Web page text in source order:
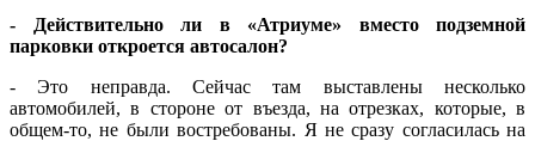
- Действительно ли в «Атриуме» вместо подземной
парковки откроется автосалон?
- Это неправда. Сейчас там выставлены несколько
автомобилей, в стороне от въезда, на отрезках, которые, в
общем-то, не были востребованы. Я не сразу согласилась на